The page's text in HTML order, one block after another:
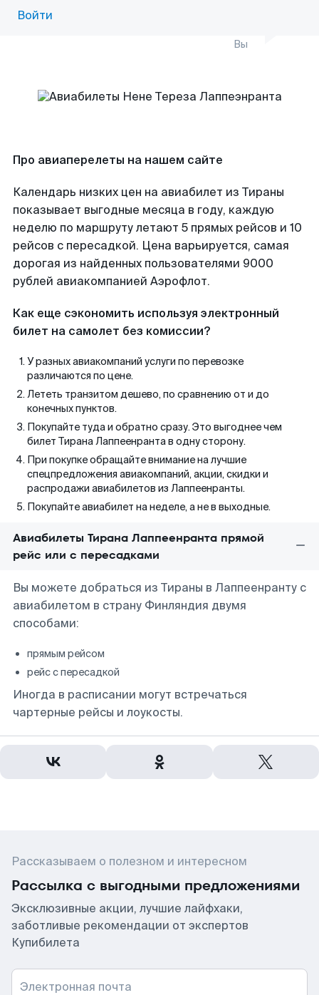
Войти
Вы
Про авиаперелеты на нашем сайте
Календарь низких цен на авиабилет из Тираны
показывает выгодные месяца в году, каждую
неделю по маршруту летают 5 прямых рейсов и 10
рейсов с пересадкой. Цена варьируется, самая
дорогая из найденных пользователями 9000
рублей авиакомпанией Аэрофлот.
Как еще сэкономить используя электронный
билет на самолет без комиссии?
У разных авиакомпаний услуги по перевозке
различаются по цене.
Лететь транзитом дешево, по сравнению от и до
конечных пунктов.
Покупайте туда и обратно сразу. Это выгоднее чем
билет Тирана Лаппеенранта в одну сторону.
При покупке обращайте внимание на лучшие
спецпредложения авиакомпаний, акции, скидки и
распродажи авиабилетов из Лаппеенранты.
Покупайте авиабилет на неделе, а не в выходные.
Авиабилеты Тирана Лаппеенранта прямой
рейс или с пересадками
Вы можете добраться из Тираны в Лаппеенранту с
авиабилетом в страну Финляндия двумя
способами:
прямым рейсом
рейс с пересадкой
Иногда в расписании могут встречаться
чартерные рейсы и лоукосты.
Рассказываем о полезном и интересном
Рассылка с выгодными предложениями
Эксклюзивные акции, лучшие лайфхаки,
заботливые рекомендации от экспертов
Купибилета
Электронная почта